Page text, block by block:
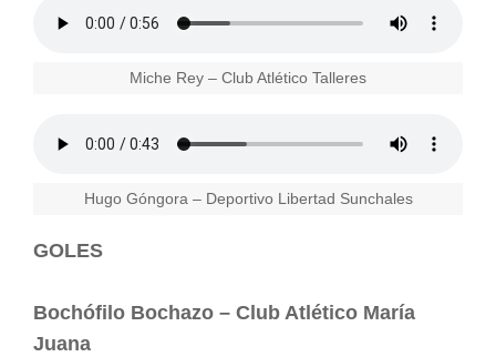
Miche Rey – Club Atlético Talleres
Hugo Góngora – Deportivo Libertad Sunchales
GOLES
Bochófilo Bochazo – Club Atlético María
Juana